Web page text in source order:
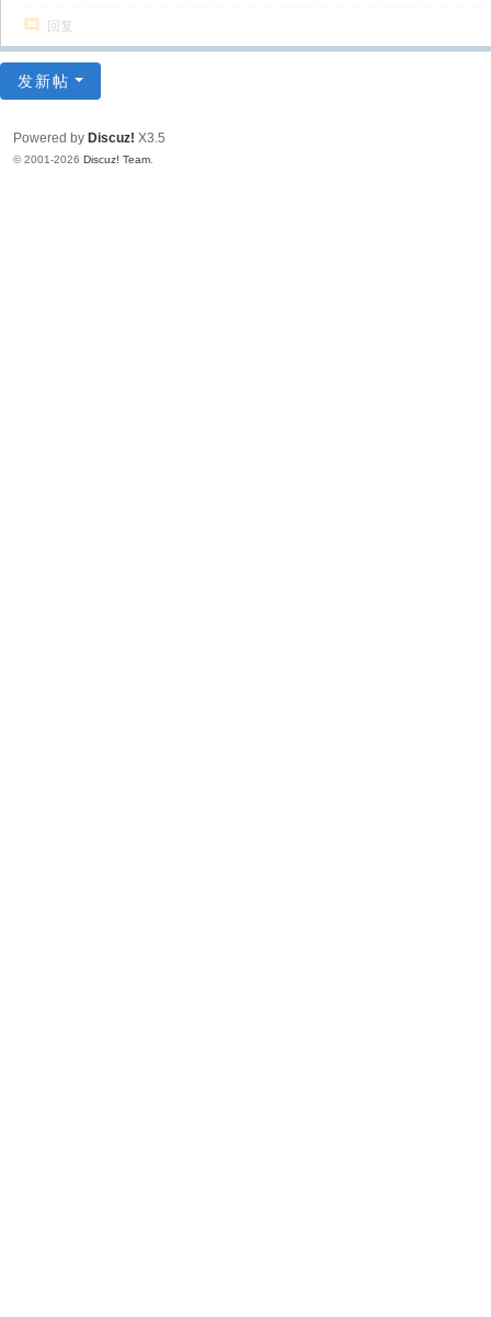
回复
发新帖
Powered by Discuz! X3.5
© 2001-2026 Discuz! Team